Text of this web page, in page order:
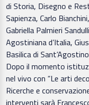
di Storia, Disegno e
Sapienza, Carlo
Gabriella Palmieri
Agostiniana d’Italia,
Basilica di
Dopo il momento
nel vivo con “Le arti
Ricerche e
interventi sarà